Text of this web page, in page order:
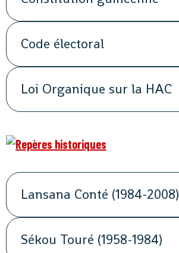
Code électoral
Loi Organique sur la HAC
Lansana Conté (1984-2008)
Sékou Touré (1958-1984)